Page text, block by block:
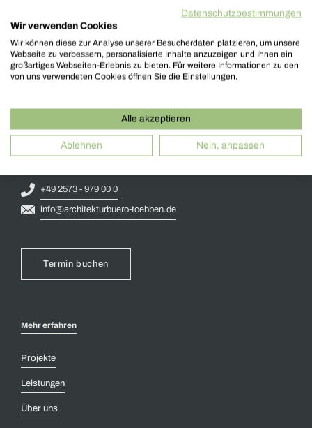
Architekturbüro Többen
Welle 3
48356 Nordwalde
+49 2573 - 979 00 0
info@architekturbuero-toebben.de
Termin buchen
Mehr erfahren
Projekte
Leistungen
Über uns
Datenschutzbestimmungen
Wir verwenden Cookies
Wir können diese zur Analyse unserer Besucherdaten platzieren, um unsere
Webseite zu verbessern, personalisierte Inhalte anzuzeigen und Ihnen ein
großartiges Webseiten-Erlebnis zu bieten. Für weitere Informationen zu den
von uns verwendeten Cookies öffnen Sie die Einstellungen.
Alle akzeptieren
Ablehnen Nein, anpassen